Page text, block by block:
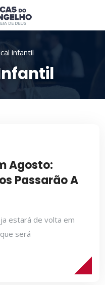
infantil
Agosto:
Passarão A
estará de volta em
será